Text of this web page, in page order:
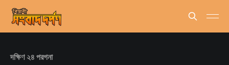
দক্ষিণ ২৪ পরগনা